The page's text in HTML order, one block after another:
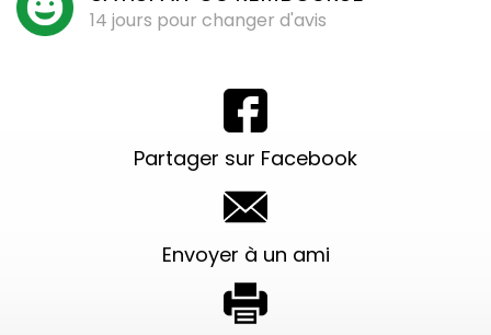
14 jours pour changer d'avis
Partager sur Facebook
Envoyer à un ami